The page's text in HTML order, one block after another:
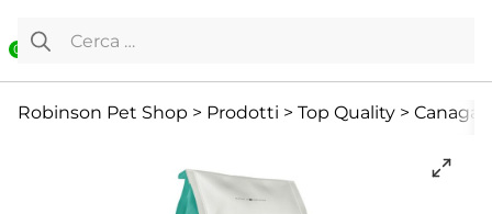
0
Ricerca per:
Robinson Pet Shop > Prodotti > Top Quality >